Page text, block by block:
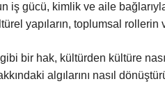
iş gücü, kimlik ve aile
yapıların, toplumsal
bir hak, kültürden kültüre
algılarını nasıl